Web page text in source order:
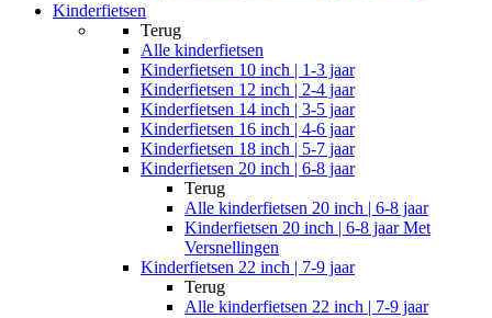
Kinderfietsen
Terug
Alle kinderfietsen
Kinderfietsen 10 inch | 1-3 jaar
Kinderfietsen 12 inch | 2-4 jaar
Kinderfietsen 14 inch | 3-5 jaar
Kinderfietsen 16 inch | 4-6 jaar
Kinderfietsen 18 inch | 5-7 jaar
Kinderfietsen 20 inch | 6-8 jaar
Terug
Alle kinderfietsen 20 inch | 6-8 jaar
Kinderfietsen 20 inch | 6-8 jaar Met
Versnellingen
Kinderfietsen 22 inch | 7-9 jaar
Terug
Alle kinderfietsen 22 inch | 7-9 jaar